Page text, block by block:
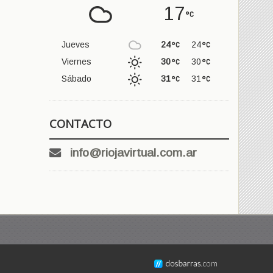
17
Jueves 24
24
Viernes
30
30
Sábado
31
31
CONTACTO
info@riojavirtual.com.ar